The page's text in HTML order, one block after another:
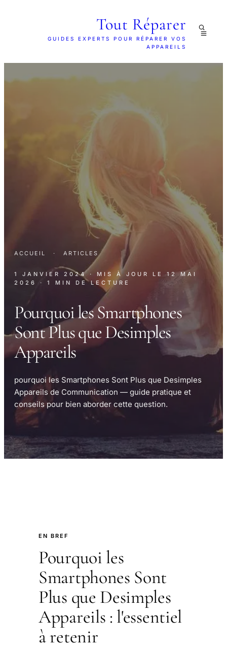
Tout Réparer
GUIDES EXPERTS POUR RÉPARER VOS
APPAREILS
ACCUEIL · ARTICLES
1 JANVIER 2024 · MIS À JOUR LE 12 MAI
2026
· 1 MIN DE LECTURE
Pourquoi les Smartphones
Sont Plus que Desimples
Appareils
pourquoi les Smartphones Sont Plus que Desimples
Appareils de Communication — guide pratique et
conseils pour bien aborder cette question.
EN BREF
Pourquoi les
Smartphones Sont
Plus que Desimples
Appareils : l'essentiel
à retenir